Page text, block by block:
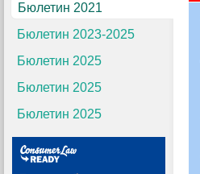
Бюлетин 2021
Бюлетин 2023-2025
Бюлетин 2025
Бюлетин 2025
Бюлетин 2025